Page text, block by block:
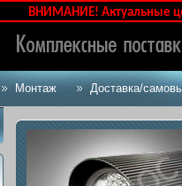
Монтаж Доставка/
ВНИМАНИЕ! Актуальные